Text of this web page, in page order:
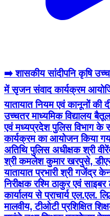
➡️ शासकीय सांदीपनि कृषि
में सृजन संवाद कार्यक्रम
यातायात नियम एवं कानूनों की
उच्चतर माध्यमिक विद्यालय बैतूल
एवं मध्यप्रदेश पुलिस विभाग के
कार्यक्रम का आयोजन किया
अतिथि पुलिस अधीक्षक श्री
श्री कमलेश कुमार खरपुसे,
यातायात प्रभारी श्री गजेंद्र
निरीक्षक रश्मि ठाकुर एवं साइबर
कार्यालय से प्राचार्य एल.एल.
मालवीय, टीओटी प्रशिक्षित